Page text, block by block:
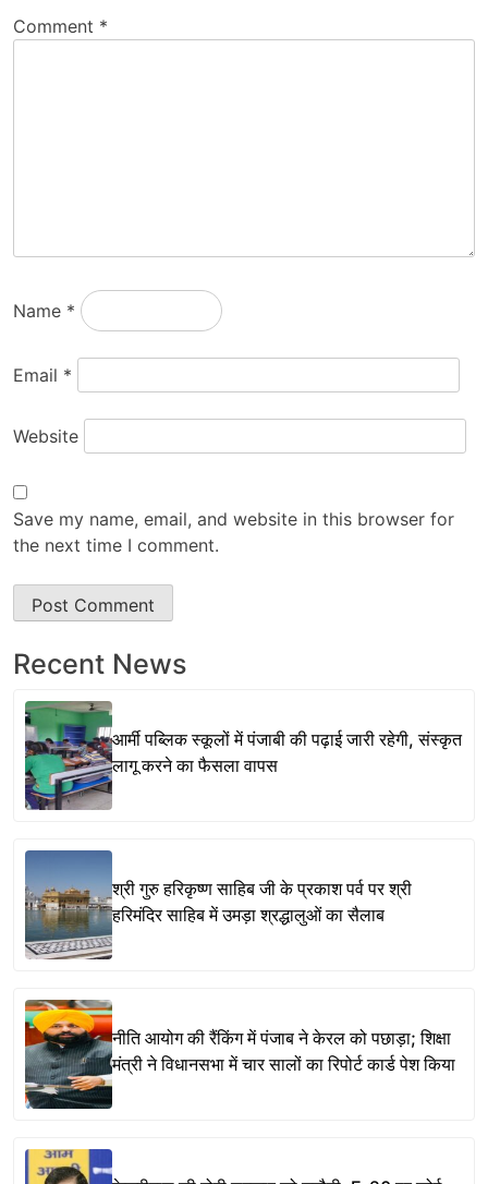
Comment *
Name *
Email *
Website
Save my name, email, and website in this browser for
the next time I comment.
Recent News
आर्मी पब्लिक स्कूलों में पंजाबी की पढ़ाई जारी रहेगी, संस्कृत
लागू करने का फैसला वापस
श्री गुरु हरिकृष्ण साहिब जी के प्रकाश पर्व पर श्री
हरिमंदिर साहिब में उमड़ा श्रद्धालुओं का सैलाब
नीति आयोग की रैंकिंग में पंजाब ने केरल को पछाड़ा; शिक्षा
मंत्री ने विधानसभा में चार सालों का रिपोर्ट कार्ड पेश किया